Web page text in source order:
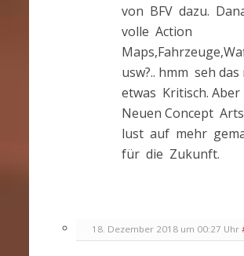
von BFV dazu.
volle Action
usw?.. hmm seh das
etwas Kritisch.
Neuen Concept
lust auf mehr
für die Zukunft.
18. Dezember 2018 um 00:27 Uhr